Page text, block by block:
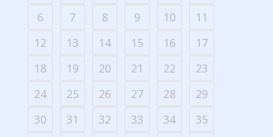
6
7 8 9 10
11
12
13 14 15 16
17
18
19 20 21 22
23
24
25 26 27 28
29
30
31 32 33 34
35